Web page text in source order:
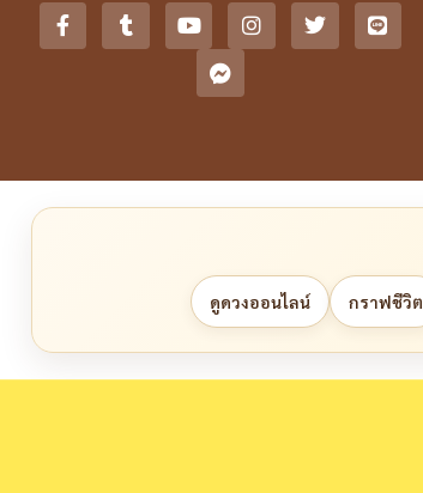
ดูดวงออนไลน์ กราฟชีวิต